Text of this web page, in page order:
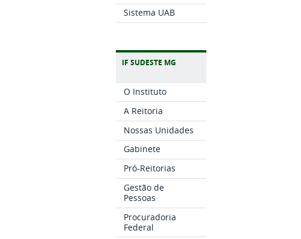
Sistema UAB
IF SUDESTE MG
O Instituto
A Reitoria
Nossas Unidades
Gabinete
Pró-Reitorias
Gestão de
Pessoas
Procuradoria
Federal